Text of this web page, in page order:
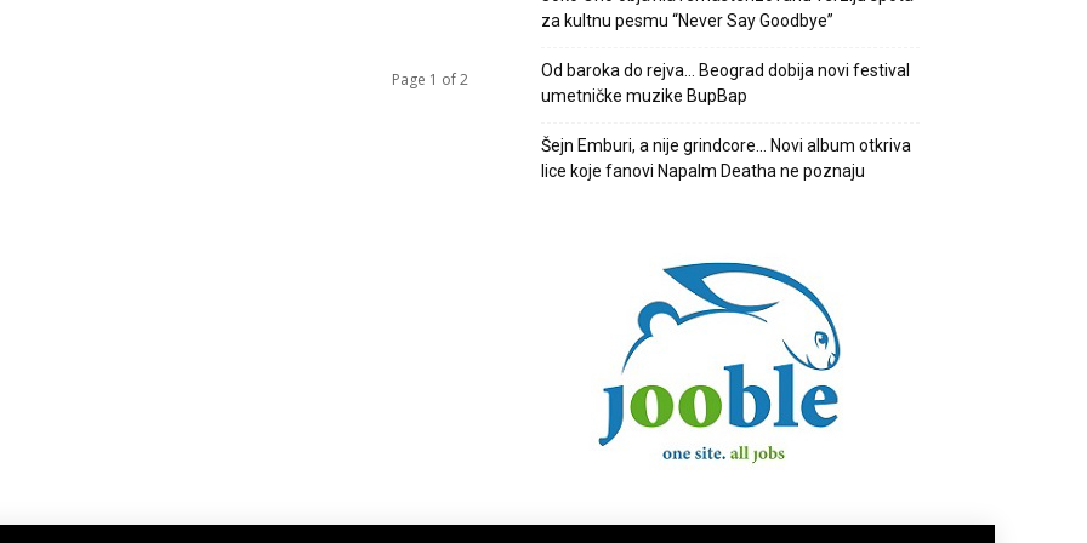
Page 1 of 2
za kultnu pesmu “Never Say Goodbye”
Od baroka do rejva… Beograd dobija novi festival
umetničke muzike BupBap
Šejn Emburi, a nije grindcore… Novi album otkriva
lice koje fanovi Napalm Deatha ne poznaju